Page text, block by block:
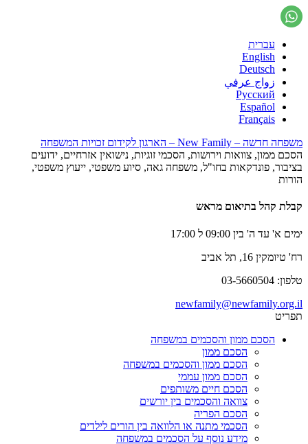
עברית
English
Deutsch
زواج عرفي
Русский
Español
Français
משפחה חדשה – New Family – הארגון לקידום זכויות המשפחה
הסכם ממון, צוואות וירושות, הסכמי זוגיות, נישואין אזרחיים, ידועים
בציבור, פונדקאות בחו"ל, משפחה גאה, סיוע משפטי, ייעוץ משפטי,
הורות
קבלת קהל בתיאום מראש
ימים א' עד ה' בין 09:00 ל 17:00
רח' טיומקין 16, תל אביב
טלפון: 03-5660504
newfamily@newfamily.org.il
תפריט
הסכם ממון והסכמים במשפחה
הסכם ממון
הסכם ממון והסכמים במשפחה
הסכם ממון עממי
הסכם חיים משותפים
צוואה והסכמים בין יורשים
הסכם הפריה
הסכמי מתנה או הלוואה בין הורים לילדים
מידע נוסף על הסכמים במשפחה